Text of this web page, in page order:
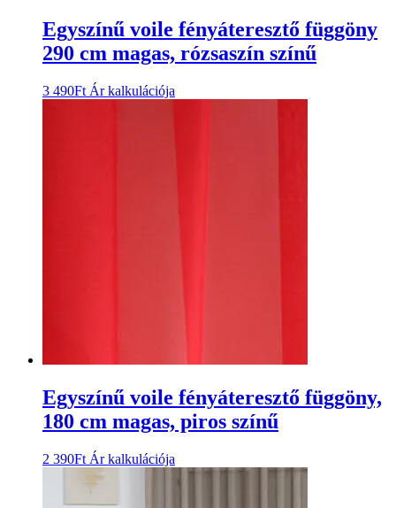
Egyszínű voile fényáteresztő függöny
290 cm magas, rózsaszín színű
3 490Ft Ár kalkulációja
Egyszínű voile fényáteresztő függöny,
180 cm magas, piros színű
2 390Ft Ár kalkulációja